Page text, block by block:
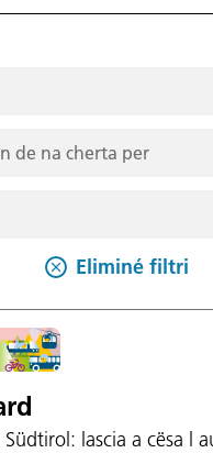
de na cherta per
o tla Svizera
Eliminé filtri
Südtirol: lascia a cësa l